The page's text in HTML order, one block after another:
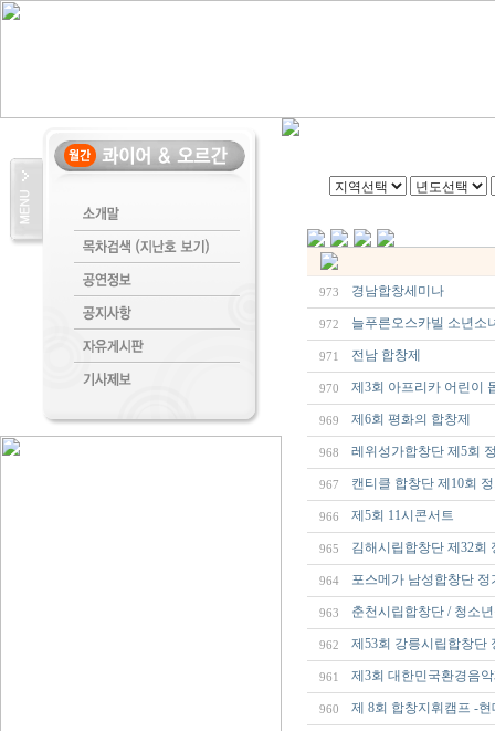
973 경남합창세미나
972 늘푸른오스카빌 소년소
971 전남 합창제
970 제3회 아프리카 어린이
969 제6회 평화의 합창제
968 레위성가합창단 제5회
967 캔티클 합창단 제10회
966 제5회 11시콘서트
965 김해시립합창단 제32회
964 포스메가 남성합창단 정
963 춘천시립합창단 / 청소
962 제53회 강릉시립합창단
961 제3회 대한민국환경음
960 제 8회 합창지휘캠프 -